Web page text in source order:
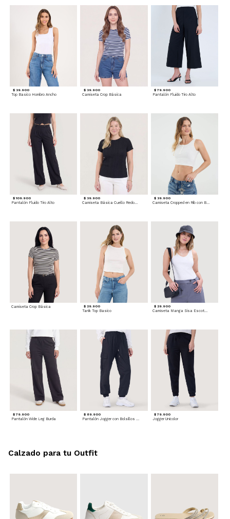
$ 39.900
Top Basico Hombro Ancho
$ 39.900
Camiseta Crop Básica
$ 79.900
Pantalón Fluido Tiro Alto
$ 109.900
Pantalón Fluido Tiro Alto
$ 39.900
Camiseta Básica Cuello Redondo
$ 39.900
Camiseta Cropped en Rib con Botones
Camiseta Crop Básica $ 29.900
Tank Top Basico
$ 29.900
Camiseta Manga Sisa Escotada
$ 79.900
Pantalón Wide Leg Burda
$ 89.900 $ 79.900
Jogger Unicolor
Calzado para tu Outfit